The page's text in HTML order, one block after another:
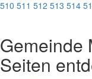
510 511 512 513 514
Gemeinde
Seiten